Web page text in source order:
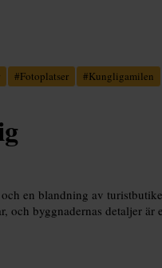
#Fotoplatser #Kungligamilen
en blandning av
och byggnadernas detaljer är